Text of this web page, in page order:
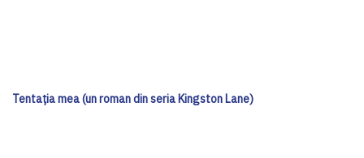
Tentația mea (un roman din seria Kingston Lane)